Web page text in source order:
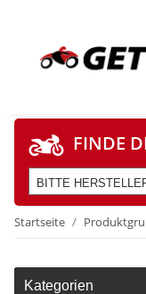
FINDE
BITTE
Startseite
Kategorien